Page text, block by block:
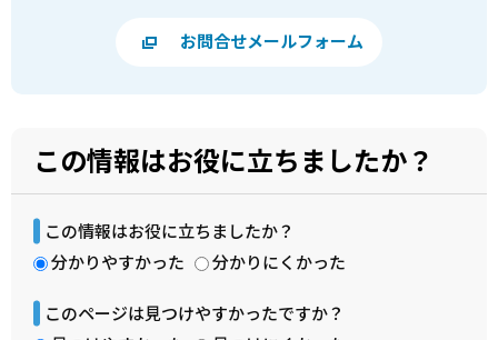
お問合せメールフォーム
この情報はお役に立ちましたか？
この情報はお役に立ちましたか？
分かりやすかった
分かりにくかった
このページは見つけやすかったですか？